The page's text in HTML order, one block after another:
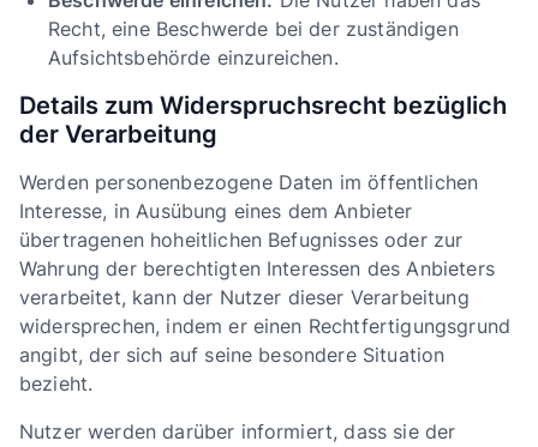
Recht, eine Beschwerde bei der zuständigen
Aufsichtsbehörde einzureichen.
Details zum Widerspruchsrecht bezüglich
der Verarbeitung
Werden personenbezogene Daten im öffentlichen
Interesse, in Ausübung eines dem Anbieter
übertragenen hoheitlichen Befugnisses oder zur
Wahrung der berechtigten Interessen des Anbieters
verarbeitet, kann der Nutzer dieser Verarbeitung
widersprechen, indem er einen Rechtfertigungsgrund
angibt, der sich auf seine besondere Situation
bezieht.
Nutzer werden darüber informiert, dass sie der